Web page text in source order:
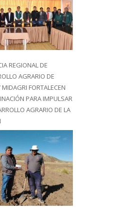
REGIONAL DE
AGRARIO DE
FORTALECEN
PARA IMPULSAR
AGRARIO DE LA